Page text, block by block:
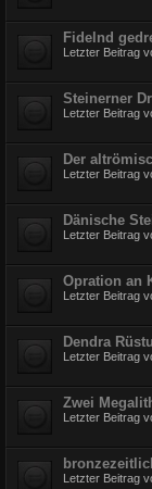
Fidelnd
Letzter Beitrag
Steinerner
Letzter Beitrag
Der
Letzter Beitrag
Dänische
Letzter Beitrag
Opration an
Letzter Beitrag
Dendra
Letzter Beitrag
Zwei
Letzter Beitrag
Letzter Beitrag